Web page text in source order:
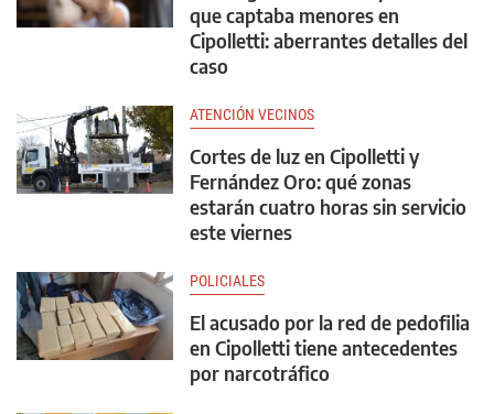
que captaba menores en
Cipolletti: aberrantes detalles del
caso
ATENCIÓN VECINOS
Cortes de luz en Cipolletti y
Fernández Oro: qué zonas
estarán cuatro horas sin servicio
este viernes
POLICIALES
El acusado por la red de pedofilia
en Cipolletti tiene antecedentes
por narcotráfico